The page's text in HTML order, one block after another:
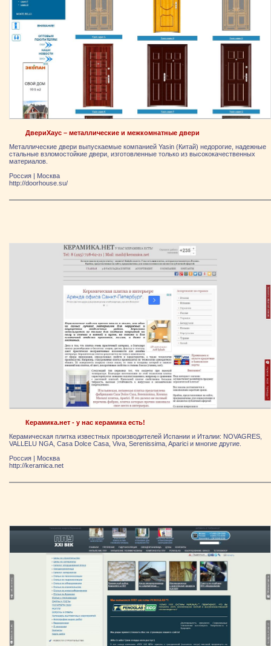
ДвериХаус – металлические и межкомнатные двери
Металлические двери выпускаемые компанией Yasin (Китай) недорогие, надежные
стальные взломостойкие двери, изготовленные только из высококачественных
материалов.
Россия | Москва
http://doorhouse.su/
Керамика.нет - у нас керамика есть!
Керамическая плитка известных производителей Испании и Италии: NOVAGRES,
VALLELU NGA, Casa Dolce Casa, Viva, Serenissima, Aparici и многие другие.
Россия | Москва
http://keramica.net